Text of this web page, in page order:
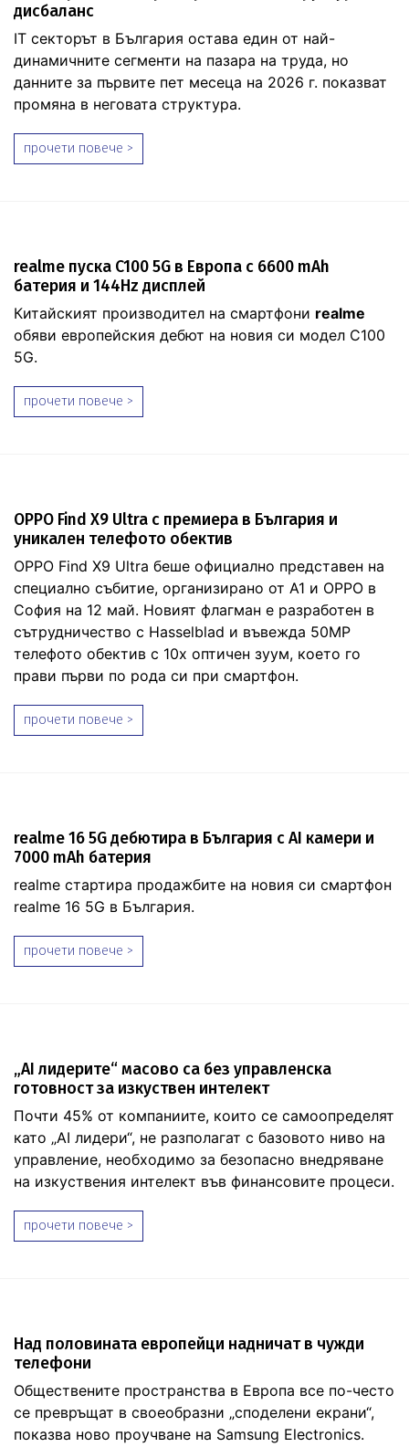
дисбаланс
IT секторът в България остава един от най-
динамичните сегменти на пазара на труда, но
данните за първите пет месеца на 2026 г. показват
промяна в неговата структура.
прочети повече >
realme пуска C100 5G в Европа с 6600 mAh
батерия и 144Hz дисплей
Китайският производител на смартфони realme
обяви европейския дебют на новия си модел C100
5G.
прочети повече >
OPPO Find X9 Ultra с премиера в България и
уникален телефото обектив
OPPO Find X9 Ultra беше официално представен на
специално събитие, организирано от A1 и OPPO в
София на 12 май. Новият флагман е разработен в
сътрудничество с Hasselblad и въвежда 50MP
телефото обектив с 10x оптичен зуум, което го
прави първи по рода си при смартфон.
прочети повече >
realme 16 5G дебютира в България с AI камери и
7000 mAh батерия
realme стартира продажбите на новия си смартфон
realme 16 5G в България.
прочети повече >
„AI лидерите“ масово са без управленска
готовност за изкуствен интелект
Почти 45% от компаниите, които се самоопределят
като „AI лидери“, не разполагат с базовото ниво на
управление, необходимо за безопасно внедряване
на изкуствения интелект във финансовите процеси.
прочети повече >
Над половината европейци надничат в чужди
телефони
Обществените пространства в Европа все по-често
се превръщат в своеобразни „споделени екрани“,
показва ново проучване на Samsung Electronics.